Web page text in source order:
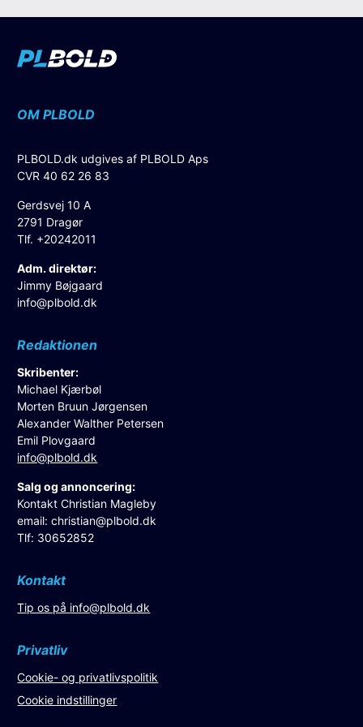
OM PLBOLD
PLBOLD.dk udgives af PLBOLD Aps
CVR 40 62 26 83
Gerdsvej 10 A
2791 Dragør
Tlf. +20242011
Adm. direktør:
Jimmy Bøjgaard
info@plbold.dk
Redaktionen
Skribenter:
Michael Kjærbøl
Morten Bruun Jørgensen
Alexander Walther Petersen
Emil Plovgaard
info@plbold.dk
Salg og annoncering:
Kontakt Christian Magleby
email:christian@plbold.dk
Tlf: 30652852
Kontakt
Tip os på info@plbold.dk
Privatliv
Cookie- og privatlivspolitik
Cookie indstillinger